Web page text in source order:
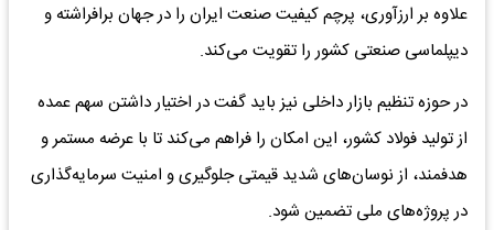
علاوه بر ارزآوری، پرچم کیفیت صنعت ایران را در جهان برافراشته و
دیپلماسی صنعتی کشور را تقویت می‌کند.
در حوزه تنظیم بازار داخلی نیز باید گفت در اختیار داشتن سهم عمده
از تولید فولاد کشور، این امکان را فراهم می‌کند تا با عرضه مستمر و
هدفمند، از نوسان‌های شدید قیمتی جلوگیری و امنیت سرمایه‌گذاری
در پروژه‌های ملی تضمین شود.